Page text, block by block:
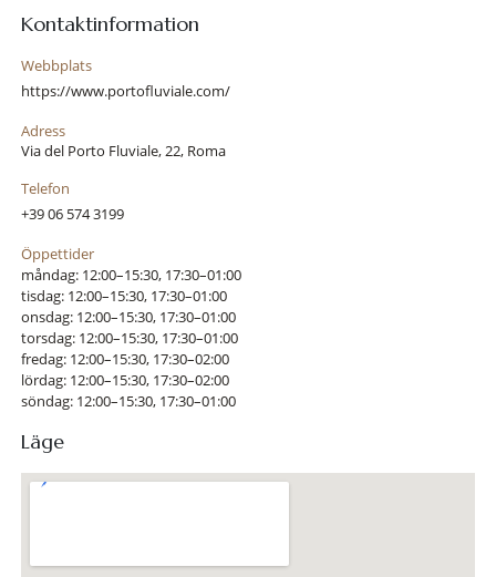
Kontaktinformation
Webbplats
https://www.portofluviale.com/
Adress
Via del Porto Fluviale, 22, Roma
Telefon
+39 06 574 3199
Öppettider
måndag: 12:00–15:30, 17:30–01:00
tisdag: 12:00–15:30, 17:30–01:00
onsdag: 12:00–15:30, 17:30–01:00
torsdag: 12:00–15:30, 17:30–01:00
fredag: 12:00–15:30, 17:30–02:00
lördag: 12:00–15:30, 17:30–02:00
söndag: 12:00–15:30, 17:30–01:00
Läge